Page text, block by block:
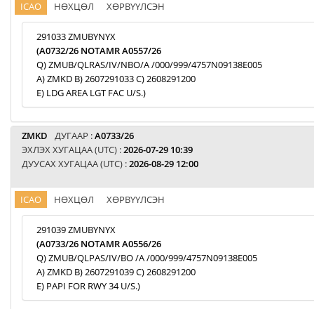
ICAO НӨХЦӨЛ ХӨРВҮҮЛСЭН
291033 ZMUBYNYX
(A0732/26 NOTAMR A0557/26
Q) ZMUB/QLRAS/IV/NBO/A /000/999/4757N09138E005
A) ZMKD B) 2607291033 C) 2608291200
E) LDG AREA LGT FAC U/S.)
ZMKD ДУГААР :A0733/26
ЭХЛЭХ ХУГАЦАА (UTC) :2026-07-29 10:39
ДУУСАХ ХУГАЦАА (UTC) :2026-08-29 12:00
ICAO НӨХЦӨЛ ХӨРВҮҮЛСЭН
291039 ZMUBYNYX
(A0733/26 NOTAMR A0556/26
Q) ZMUB/QLPAS/IV/BO /A /000/999/4757N09138E005
A) ZMKD B) 2607291039 C) 2608291200
E) PAPI FOR RWY 34 U/S.)